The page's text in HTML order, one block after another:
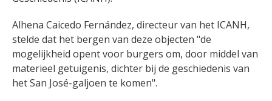
Alhena Caicedo Fernández, directeur van het ICANH,
stelde dat het bergen van deze objecten "de
mogelijkheid opent voor burgers om, door middel van
materieel getuigenis, dichter bij de geschiedenis van
het San José-galjoen te komen".